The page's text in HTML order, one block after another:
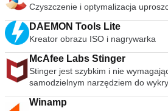
Czyszczenie i optymalizacja
DAEMON Tools Lite
Kreator obrazu ISO i nagrywarka
McAfee Labs Stinger
Stinger jest szybkim i nie
samodzielnym narzędziem do
powszechnego złośliwego
idealne, jeśli komputer jest już
Winamp